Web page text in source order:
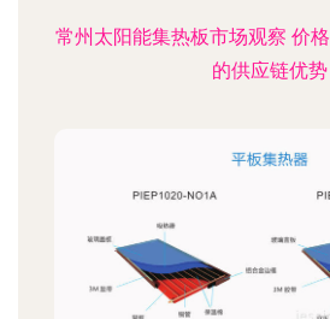
常州太阳能集热板市场观察 价
的供应链优势